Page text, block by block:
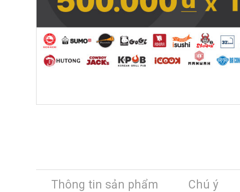
Thông tin sản phẩm Chú ý